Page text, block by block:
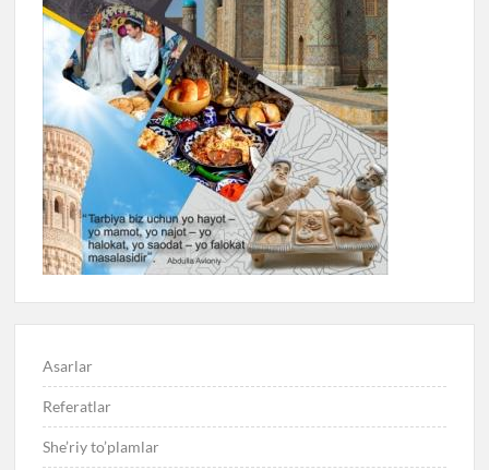
Asarlar
Referatlar
She’riy to’plamlar